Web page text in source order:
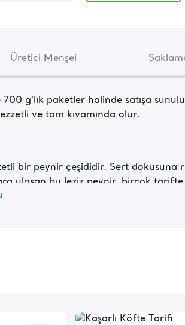
Üretici Menşei
g'lık paketler halinde satışa
ve tam kıvamında olur.
bir peynir çeşididir. Sert dokusuna
ulaşan bu leziz peynir, birçok
ve pizzalarda sık kullanılır. Kahvaltı
seçenekler arasındadır. Hem